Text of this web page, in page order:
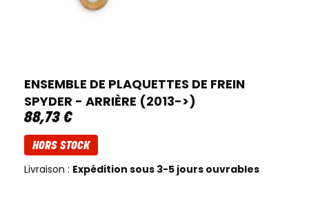
ENSEMBLE DE PLAQUETTES DE FREIN
SPYDER - ARRIÈRE (2013->)
88,73 €
HORS STOCK
Livraison : Expédition sous 3-5 jours ouvrables